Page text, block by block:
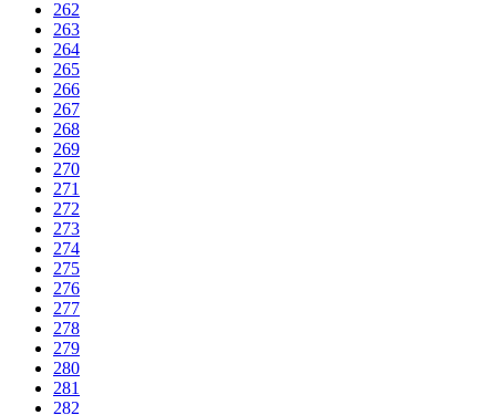
262
263
264
265
266
267
268
269
270
271
272
273
274
275
276
277
278
279
280
281
282